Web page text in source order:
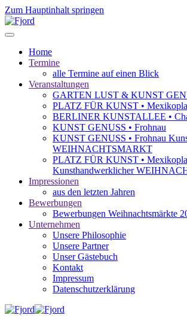
Zum Hauptinhalt springen
Home
Termine
alle Termine auf einen Blick
Veranstaltungen
GARTEN LUST & KUNST
PLATZ FÜR KUNST •
BERLINER KUNSTALLEE •
KUNST GENUSS • Frohnau
KUNST GENUSS • Frohnau
WEIHNACHTSMARKT
PLATZ FÜR KUNST •
Kunsthandwerklicher
Impressionen
aus den letzten Jahren
Bewerbungen
Bewerbungen Weihnachtsmärkte
Unternehmen
Unsere Philosophie
Unsere Partner
Unser Gästebuch
Kontakt
Impressum
Datenschutzerklärung